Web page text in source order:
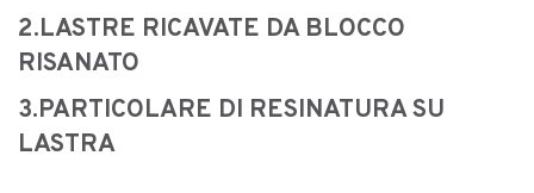
2.LASTRE RICAVATE DA BLOCCO
RISANATO
3.PARTICOLARE DI RESINATURA SU
LASTRA